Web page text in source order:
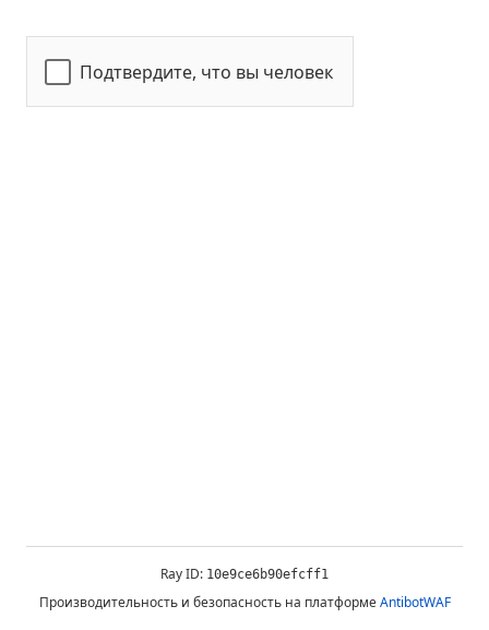
Подтвердите, что вы человек
Ray ID: 10e9ce6b90efcff1
Производительность и безопасность на платформеAntibotWAF